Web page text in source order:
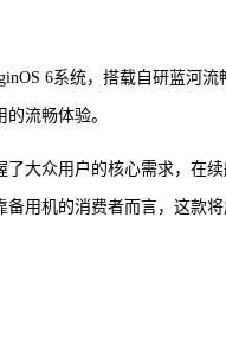
6系统，搭载自研蓝河
流畅体验。
了大众用户的核心需求，在
用机的消费者而言，这款